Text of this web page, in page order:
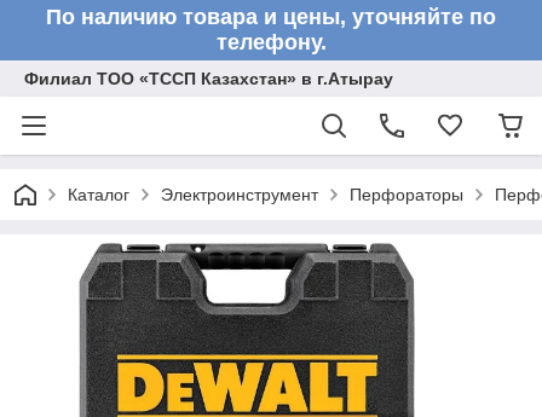
По наличию товара и цены, уточняйте по
телефону.
Филиал ТОО «ТССП Казахстан» в г.Атырау
Каталог Электроинструмент Перфораторы